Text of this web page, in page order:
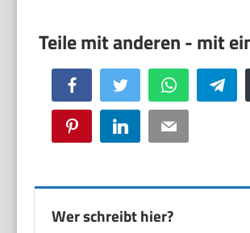
Facebook Twitter WhatsApp
Pinterest LinkedIn Email
Wer schreibt hier?